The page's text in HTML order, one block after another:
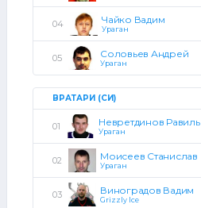
Чайко Вадим
Ураган
Соловьев Андрей
Ураган
ВРАТАРИ (СИ)
Невретдинов Равиль
Ураган
Моисеев Станислав
Ураган
Виноградов Вадим
Grizzly Ice